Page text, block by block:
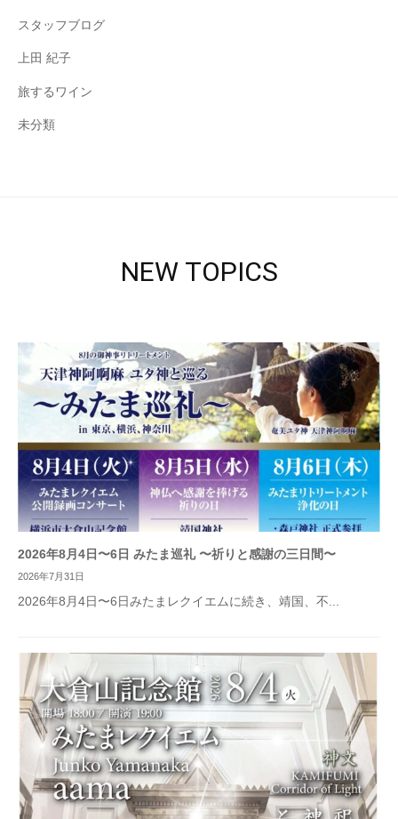
スタッフブログ
上田 紀子
旅するワイン
未分類
NEW TOPICS
2026年8月4日〜6日 みたま巡礼 〜祈りと感謝の三日間〜
2026年7月31日
2026年8月4日〜6日みたまレクイエムに続き、靖国、不...